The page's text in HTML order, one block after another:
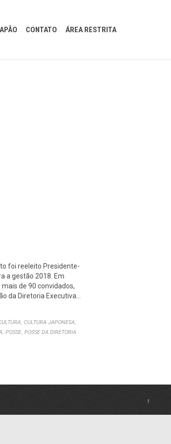
CONTATO ÁREA RESTRITA
foi reeleito Presidente-
a gestão 2018. Em
de 90 convidados,
da Diretoria Executiva…
, CULTURA JAPONESA,
, POSSE, POSSE DA DIRETORIA
↑